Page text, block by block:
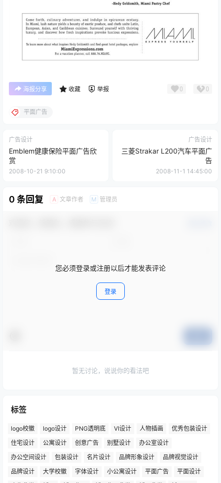
海报分享 收藏 举报 0 0
平面广告
广告设计
Emblem健康保险平面广告欣
赏
2008-10-21 9:10:00
广告设计
三菱Strakar L200汽车平面广
告
2008-11-1 14:45:00
0 条回复 A 文章作者 M 管理员
您必须登录或注册以后才能发表评论
登录
暂无讨论，说说你的看法吧
标签
logo校徽 logo设计 PNG透明底 VI设计 人物插画
优秀包装设计
住宅设计
公寓设计 创意广告 别墅设计
办公室设计
办公空间设计
包装设计 名片设计 品牌形象设计
品牌视觉设计
品牌设计
大学校徽 字体设计 小公寓设计 平面广告
平面设计